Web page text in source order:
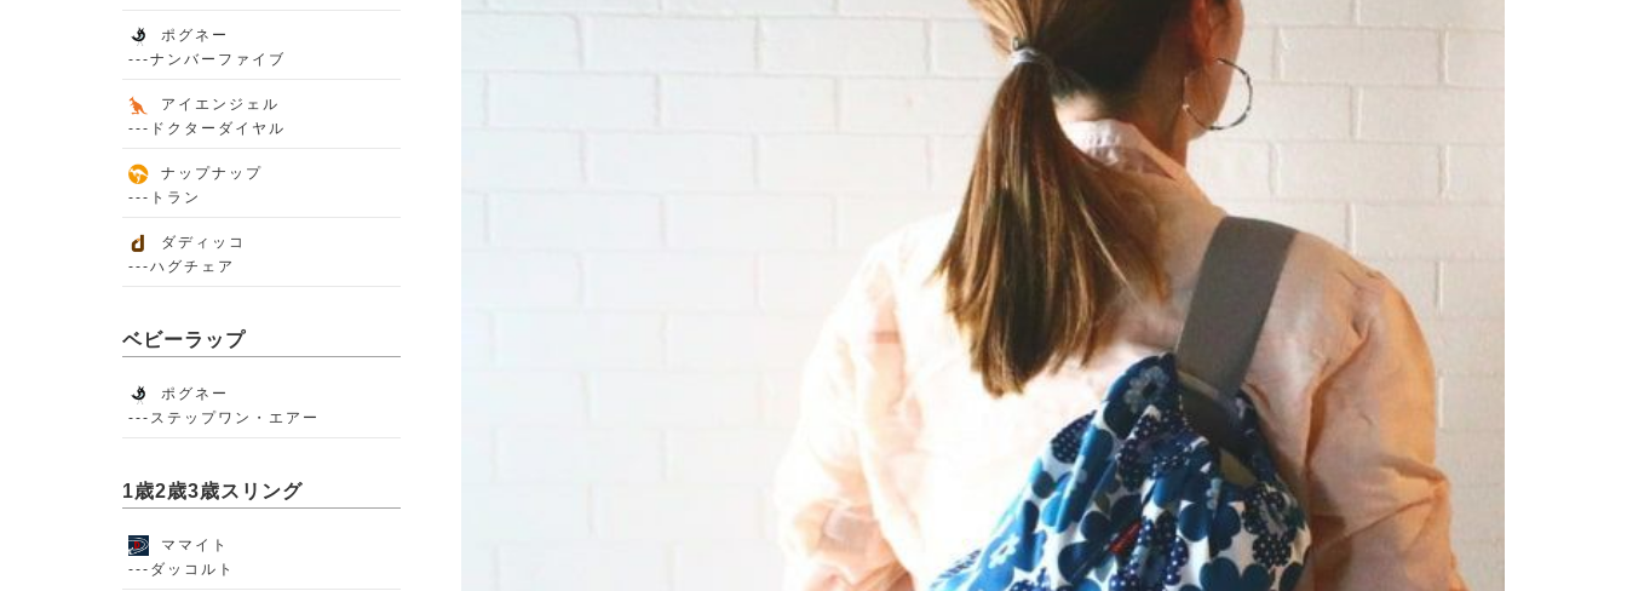
ポグネー
---ナンバーファイブ
アイエンジェル
---ドクターダイヤル
ナップナップ
---トラン
ダディッコ
---ハグチェア
ベビーラップ
ポグネー
---ステップワン・エアー
1歳2歳3歳スリング
ママイト
---ダッコルト